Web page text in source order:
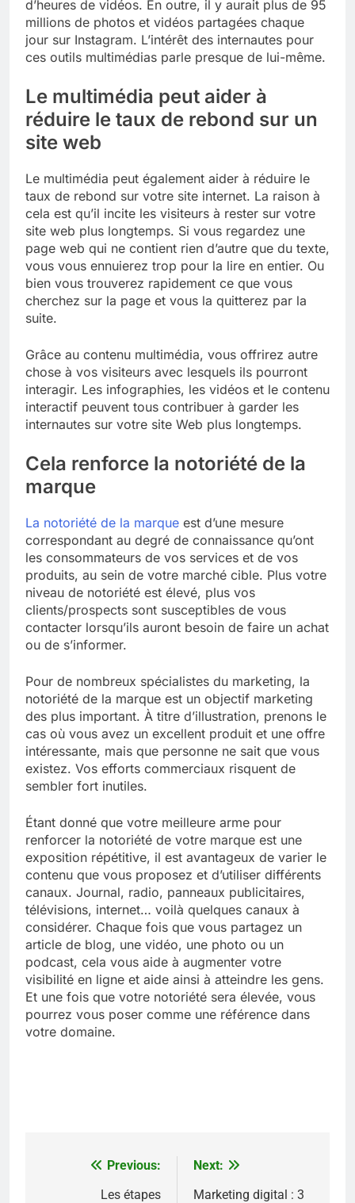
d’heures de vidéos. En outre, il y aurait plus de 95
millions de photos et vidéos partagées chaque
jour sur Instagram. L’intérêt des internautes pour
ces outils multimédias parle presque de lui-même.
Le multimédia peut aider à
réduire le taux de rebond sur un
site web
Le multimédia peut également aider à réduire le
taux de rebond sur votre site internet. La raison à
cela est qu’il incite les visiteurs à rester sur votre
site web plus longtemps. Si vous regardez une
page web qui ne contient rien d’autre que du texte,
vous vous ennuierez trop pour la lire en entier. Ou
bien vous trouverez rapidement ce que vous
cherchez sur la page et vous la quitterez par la
suite.
Grâce au contenu multimédia, vous offrirez autre
chose à vos visiteurs avec lesquels ils pourront
interagir. Les infographies, les vidéos et le contenu
interactif peuvent tous contribuer à garder les
internautes sur votre site Web plus longtemps.
Cela renforce la notoriété de la
marque
La notoriété de la marque est d’une mesure
correspondant au degré de connaissance qu’ont
les consommateurs de vos services et de vos
produits, au sein de votre marché cible. Plus votre
niveau de notoriété est élevé, plus vos
clients/prospects sont susceptibles de vous
contacter lorsqu’ils auront besoin de faire un achat
ou de s’informer.
Pour de nombreux spécialistes du marketing, la
notoriété de la marque est un objectif marketing
des plus important. À titre d’illustration, prenons le
cas où vous avez un excellent produit et une offre
intéressante, mais que personne ne sait que vous
existez. Vos efforts commerciaux risquent de
sembler fort inutiles.
Étant donné que votre meilleure arme pour
renforcer la notoriété de votre marque est une
exposition répétitive, il est avantageux de varier le
contenu que vous proposez et d’utiliser différents
canaux. Journal, radio, panneaux publicitaires,
télévisions, internet… voilà quelques canaux à
considérer. Chaque fois que vous partagez un
article de blog, une vidéo, une photo ou un
podcast, cela vous aide à augmenter votre
visibilité en ligne et aide ainsi à atteindre les gens.
Et une fois que votre notoriété sera élevée, vous
pourrez vous poser comme une référence dans
votre domaine.
NavigationPrevious:
Les étapes
Next:
Marketing digital : 3